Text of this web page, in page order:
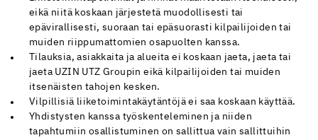
eikä niitä koskaan järjestetä muodollisesti tai
epävirallisesti, suoraan tai epäsuorasti kilpailijoiden tai
muiden riippumattomien osapuolten kanssa.
Tilauksia, asiakkaita ja alueita ei koskaan jaeta, jaeta tai
jaeta UZIN UTZ Groupin eikä kilpailijoiden tai muiden
itsenäisten tahojen kesken.
Vilpillisiä liiketoimintakäytäntöjä ei saa koskaan käyttää.
Yhdistysten kanssa työskenteleminen ja niiden
tapahtumiin osallistuminen on sallittua vain sallittuihin